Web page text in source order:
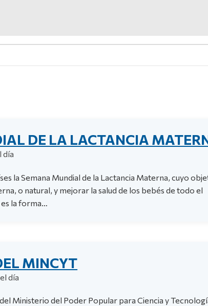
DE LA LACTANCIA
día
la Semana Mundial de la Lactancia Materna, cuyo
o natural, y mejorar la salud de los bebés de todo el
la forma…
MINCYT
día
Ministerio del Poder Popular para Ciencia y